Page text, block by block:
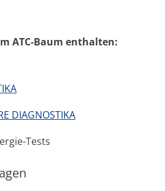
ATC-Baum enthalten:
DIAGNOSTIKA
Tests